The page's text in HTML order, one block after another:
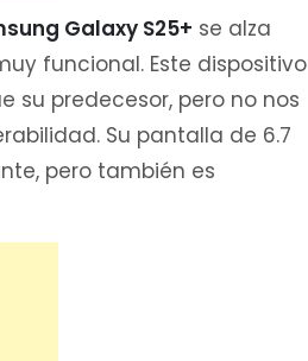
Galaxy S25+ se alza
funcional. Este dispositivo
su predecesor, pero no nos
Su pantalla de 6.7
pero también es